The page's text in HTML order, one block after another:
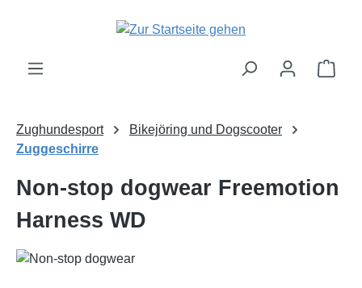
Zum Hauptinhalt springen
Zughundesport
Bikejöring und Dogscooter
Zuggeschirre
Non-stop dogwear Freemotion
Harness WD